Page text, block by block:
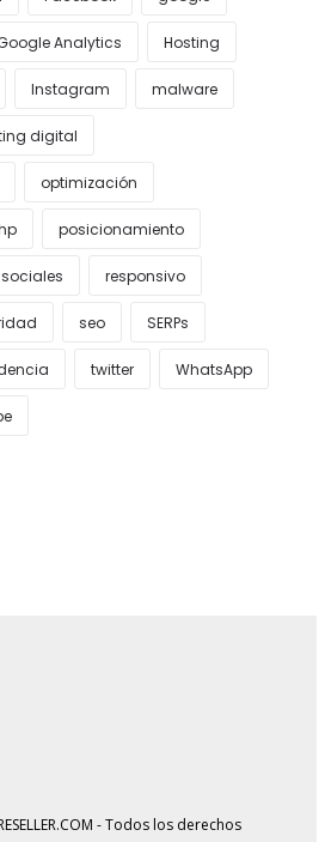
Analytics Hosting
Instagram malware
digital
optimización
posicionamiento
responsivo
seo SERPs
twitter WhatsApp
- Todos los derechos